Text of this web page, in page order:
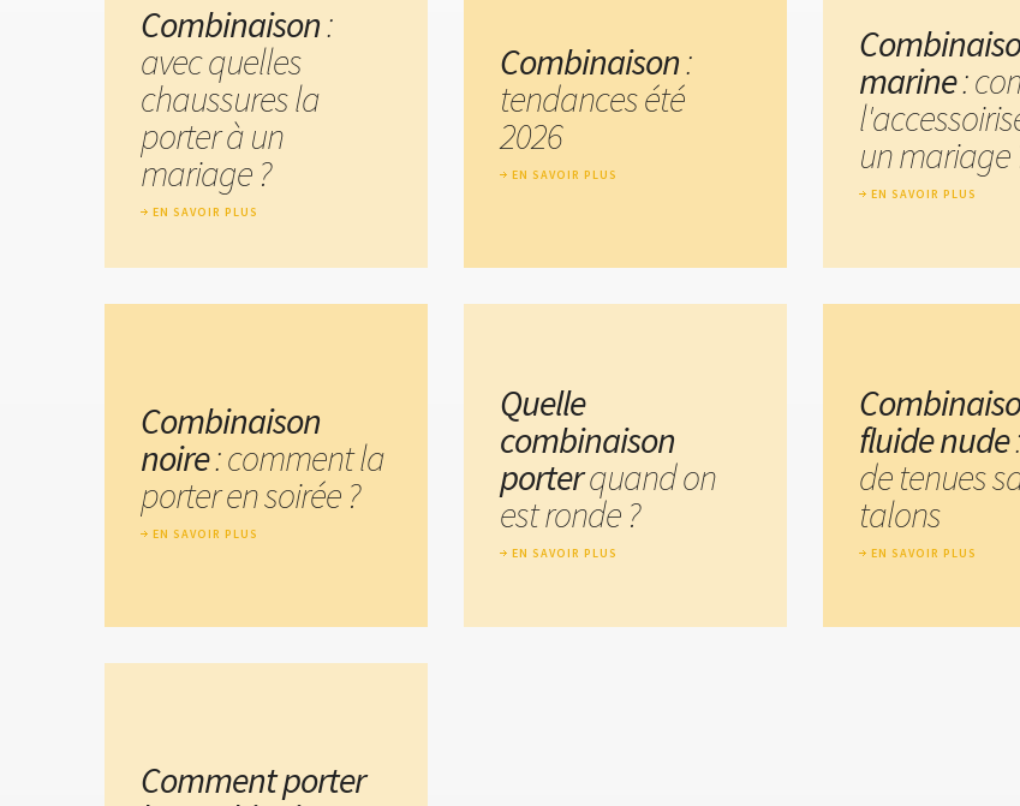
Combinaison:
avec quelles
chaussures la
porter à un
mariage ?
EN SAVOIR PLUS
Combinaison:
tendances été
2026
EN SAVOIR PLUS
marine:
un mariage
EN SAVOIR PLUS
Combinaison
noire: comment la
porter en soirée ?
EN SAVOIR PLUS
Quelle
combinaison
porterquand on
est ronde ?
EN SAVOIR PLUS
fluide nude
de tenues
talons
EN SAVOIR PLUS
Comment porter